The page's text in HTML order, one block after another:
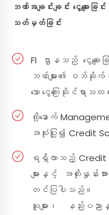
ဘဏ်အချင်းချင်း ငွေချေးခ
သတ်မှတ်ခြင်း
FI ဌာနသည် ငွေချေ
ဘဏ်များ၏ ဝဘ်ဆိုက်
သော ငွေကြေးဆိုင်ရ
ထို့နောက်
အသုံးပြု၍ Credit
ရရှိလာသည့် Credit
များနှင့် အတိုးနှုန်းအ
တင်ပြပါသည်။
သူများ၊ နည်းပည